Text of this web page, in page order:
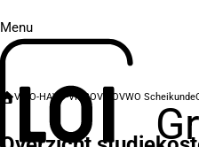
Menu
VWO-HAVO-VMBOVWOVWO Scheikunde